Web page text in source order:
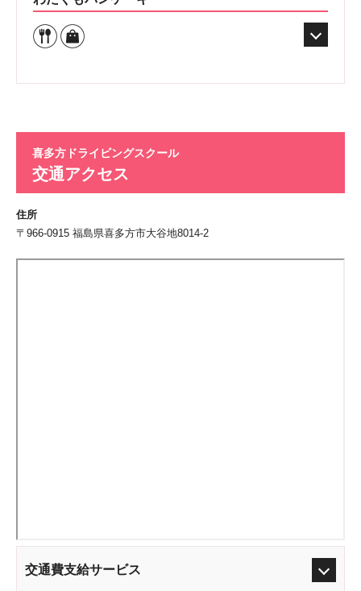
喜多方ドライビングスクール
交通アクセス
住所
〒966-0915 福島県喜多方市大谷地8014-2
交通費支給サービス